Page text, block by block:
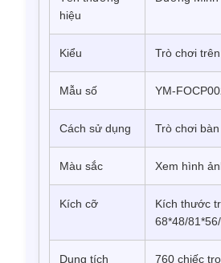
hiệu
Kiểu Trò chơi
Mẫu số YM-
Cách sử dụng Trò chơi bàn
Màu sắc Xem hình
Kích cỡ
Kích thước
68*48/
Dung tích 760 chiếc